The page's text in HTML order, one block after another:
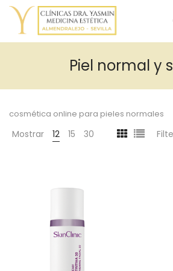
Piel normal y
cosmética online para pieles normales
Mostrar 12 15 30